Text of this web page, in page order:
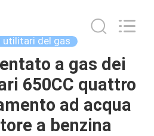
utilitari del gas
a gas dei
650CC quattro
ad acqua
a benzina